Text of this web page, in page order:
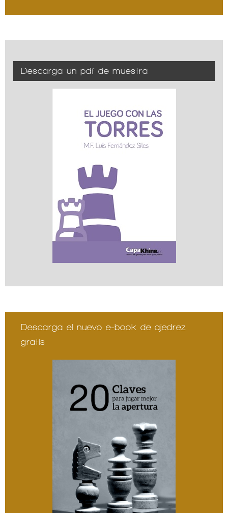
Descarga un pdf de muestra
Descarga el nuevo e-book de ajedrez
gratis